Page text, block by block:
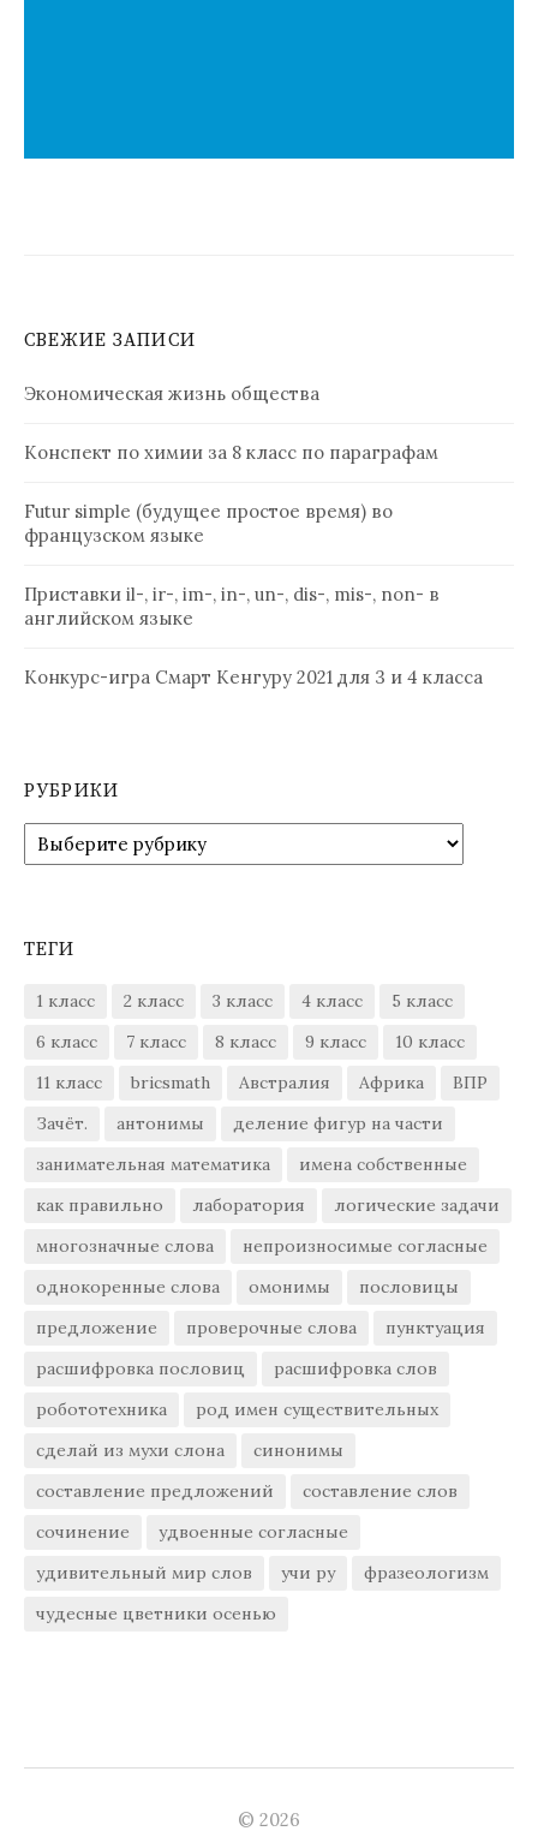
СВЕЖИЕ ЗАПИСИ
Экономическая жизнь общества
Конспект по химии за 8 класс по параграфам
Futur simple (будущее простое время) во
французском языке
Приставки il-, ir-, im-, in-, un-, dis-, mis-, non- в
английском языке
Конкурс-игра Смарт Кенгуру 2021 для 3 и 4 класса
РУБРИКИ
Рубрики
ТЕГИ
1 класс 2 класс 3 класс 4 класс
5 класс
6 класс
7 класс 8 класс 9 класс
10 класс
11 класс
bricsmath Австралия Африка
ВПР
Зачёт.
антонимы
деление фигур на части
занимательная математика
имена собственные
как правильно
лаборатория
логические задачи
многозначные слова
непроизносимые согласные
однокоренные слова
омонимы
пословицы
предложение
проверочные слова
пунктуация
расшифровка пословиц
расшифровка слов
робототехника
род имен существительных
сделай из мухи слона
синонимы
составление предложений
составление слов
сочинение
удвоенные согласные
удивительный мир слов
учи ру
фразеологизм
чудесные цветники осенью
© 2026